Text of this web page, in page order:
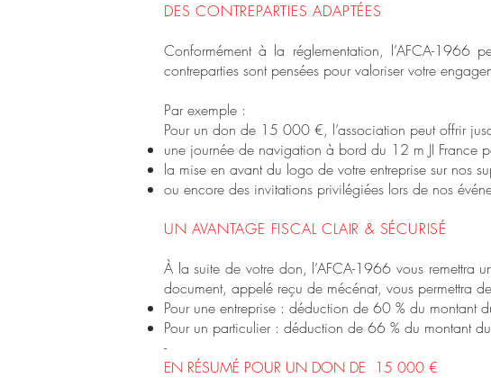
DES CONTREPARTIES ADAPTÉES
Conformément à la réglementation, l’AFCA-1966
contreparties sont pensées pour valoriser votre
Par exemple :
Pour un don de 15 000 €, l’association peut offrir
une journée de navigation à bord du 12 m JI France
la mise en avant du logo de votre entreprise sur nos
ou encore des invitations privilégiées lors de nos
UN AVANTAGE FISCAL CLAIR & SÉCURISÉ
À la suite de votre don, l’AFCA-1966 vous
document, appelé reçu de mécénat, vous permettra
Pour une entreprise : déduction de 60 % du montant
Pour un particulier : déduction de 66 % du montant
-
EN RÉSUMÉ POUR UN DON DE 15 000 €